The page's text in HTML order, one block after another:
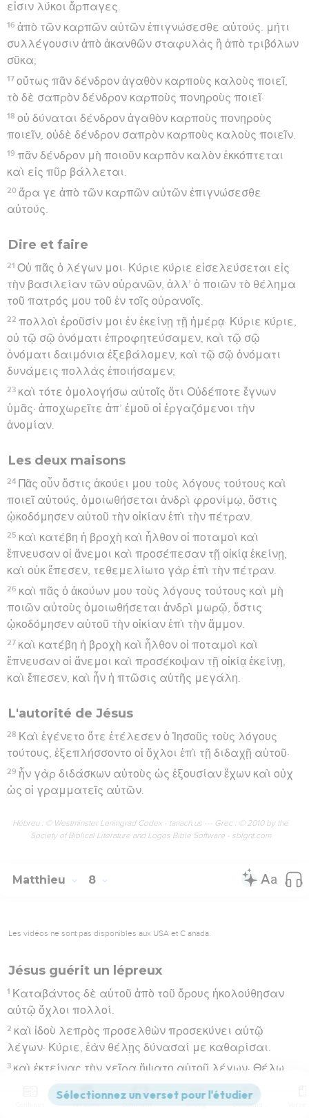
εἰσιν λύκοι ἅρπαγες.
16 ἀπὸ τῶν καρπῶν αὐτῶν ἐπιγνώσεσθε αὐτούς. μήτι
συλλέγουσιν ἀπὸ ἀκανθῶν σταφυλὰς ἢ ἀπὸ τριβόλων
σῦκα;
17 οὕτως πᾶν δένδρον ἀγαθὸν καρποὺς καλοὺς ποιεῖ,
τὸ δὲ σαπρὸν δένδρον καρποὺς πονηροὺς ποιεῖ·
18 οὐ δύναται δένδρον ἀγαθὸν καρποὺς πονηροὺς
ποιεῖν, οὐδὲ δένδρον σαπρὸν καρποὺς καλοὺς ποιεῖν.
19 πᾶν δένδρον μὴ ποιοῦν καρπὸν καλὸν ἐκκόπτεται
καὶ εἰς πῦρ βάλλεται.
20 ἄρα γε ἀπὸ τῶν καρπῶν αὐτῶν ἐπιγνώσεσθε
αὐτούς.
Dire et faire
21 Οὐ πᾶς ὁ λέγων μοι· Κύριε κύριε εἰσελεύσεται εἰς
τὴν βασιλείαν τῶν οὐρανῶν, ἀλλ’ ὁ ποιῶν τὸ θέλημα
τοῦ πατρός μου τοῦ ἐν τοῖς οὐρανοῖς.
22 πολλοὶ ἐροῦσίν μοι ἐν ἐκείνῃ τῇ ἡμέρᾳ· Κύριε κύριε,
οὐ τῷ σῷ ὀνόματι ἐπροφητεύσαμεν, καὶ τῷ σῷ
ὀνόματι δαιμόνια ἐξεβάλομεν, καὶ τῷ σῷ ὀνόματι
δυνάμεις πολλὰς ἐποιήσαμεν;
23 καὶ τότε ὁμολογήσω αὐτοῖς ὅτι Οὐδέποτε ἔγνων
ὑμᾶς· ἀποχωρεῖτε ἀπ’ ἐμοῦ οἱ ἐργαζόμενοι τὴν
ἀνομίαν.
Les deux maisons
24 Πᾶς οὖν ὅστις ἀκούει μου τοὺς λόγους τούτους καὶ
ποιεῖ αὐτούς, ὁμοιωθήσεται ἀνδρὶ φρονίμῳ, ὅστις
ᾠκοδόμησεν αὐτοῦ τὴν οἰκίαν ἐπὶ τὴν πέτραν.
25 καὶ κατέβη ἡ βροχὴ καὶ ἦλθον οἱ ποταμοὶ καὶ
ἔπνευσαν οἱ ἄνεμοι καὶ προσέπεσαν τῇ οἰκίᾳ ἐκείνῃ,
καὶ οὐκ ἔπεσεν, τεθεμελίωτο γὰρ ἐπὶ τὴν πέτραν.
26 καὶ πᾶς ὁ ἀκούων μου τοὺς λόγους τούτους καὶ μὴ
ποιῶν αὐτοὺς ὁμοιωθήσεται ἀνδρὶ μωρῷ, ὅστις
ᾠκοδόμησεν αὐτοῦ τὴν οἰκίαν ἐπὶ τὴν ἄμμον.
27 καὶ κατέβη ἡ βροχὴ καὶ ἦλθον οἱ ποταμοὶ καὶ
ἔπνευσαν οἱ ἄνεμοι καὶ προσέκοψαν τῇ οἰκίᾳ ἐκείνῃ,
καὶ ἔπεσεν, καὶ ἦν ἡ πτῶσις αὐτῆς μεγάλη.
L'autorité de Jésus
28 Καὶ ἐγένετο ὅτε ἐτέλεσεν ὁ Ἰησοῦς τοὺς λόγους
τούτους, ἐξεπλήσσοντο οἱ ὄχλοι ἐπὶ τῇ διδαχῇ αὐτοῦ·
29 ἦν γὰρ διδάσκων αὐτοὺς ὡς ἐξουσίαν ἔχων καὶ οὐχ
ὡς οἱ γραμματεῖς αὐτῶν.
Hébreu : © Westminster Leningrad Codex - tanach.us --- Grec : © 2010 by the
Society of Biblical Literature and Logos Bible Software - sblgnt.com
Matthieu 8
Les vidéos ne sont pas disponibles aux USA et C anada.
Jésus guérit un lépreux
1 Καταβάντος δὲ αὐτοῦ ἀπὸ τοῦ ὄρους ἠκολούθησαν
αὐτῷ ὄχλοι πολλοί.
2 καὶ ἰδοὺ λεπρὸς προσελθὼν προσεκύνει αὐτῷ
λέγων· Κύριε, ἐὰν θέλῃς δύνασαί με καθαρίσαι.
3 καὶ ἐκτείνας τὴν χεῖρα ἥψατο αὐτοῦ λέγων· Θέλω,
καθαρίσθητι· καὶ εὐθέως ἐκαθαρίσθη αὐτοῦ ἡ λέπρα.
καὶ λέγει αὐτῷ ὁ Ἰησοῦς· Ὅρα μηδενὶ εἴπῃς, ἀλλὰ
Versions Commentaires Strong